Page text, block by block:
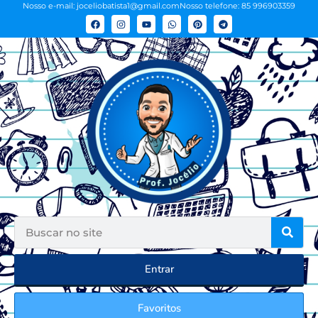
Nosso e-mail: joceliobatista1@gmail.comNosso telefone: 85 996903359
Entrar
Favoritos